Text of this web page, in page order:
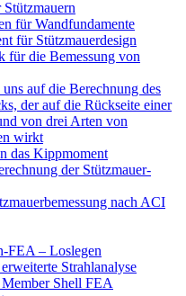
für Wandfundamente
für Stützmauerdesign
für die Bemessung von
auf die Berechnung des
der auf die Rückseite einer
von drei Arten von
wirkt
das Kippmoment
der Stützmauer-
nach ACI
FEA – Loslegen
Strahlanalyse
Shell FEA